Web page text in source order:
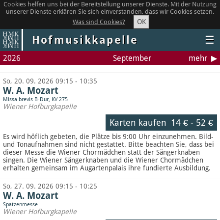
Cookies helfen uns bei der Bereitstellung unserer Dienste. Mit der Nutzung
unserer Dienste erklären Sie sich einverstanden, dass wir Cookies setzen.
Was sind Cookies?
OK
Hofmusikkapelle ☰
2026 September mehr
So, 20. 09. 2026 09:15 - 10:35
W. A. Mozart
Missa brevis B-Dur, KV 275
Wiener Hofburgkapelle
Karten kaufen 14 €- 52 €
Es wird höflich gebeten, die Plätze bis 9:00 Uhr einzunehmen. Bild-
und Tonaufnahmen sind nicht gestattet. Bitte beachten Sie, dass bei
dieser Messe die Wiener Chormädchen statt der Sängerknaben
singen. Die Wiener Sängerknaben und die Wiener Chormädchen
erhalten gemeinsam im Augartenpalais ihre fundierte Ausbildung.
So, 27. 09. 2026 09:15 - 10:25
W. A. Mozart
Spatzenmesse
Wiener Hofburgkapelle